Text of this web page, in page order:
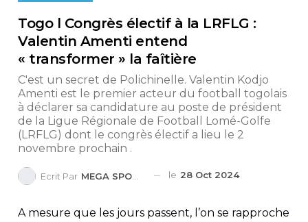
Togo l Congrès électif à la LRFLG :
Valentin Amenti entend
« transformer » la faîtière
C'est un secret de Polichinelle. Valentin Kodjo
Amenti est le premier acteur du football togolais
à déclarer sa candidature au poste de président
de la Ligue Régionale de Football Lomé-Golfe
(LRFLG) dont le congrès électif a lieu le 2
novembre prochain .
Ecrit Par MEGA SPORTS le 28 Oct 2024
A mesure que les jours passent, l’on se rapproche